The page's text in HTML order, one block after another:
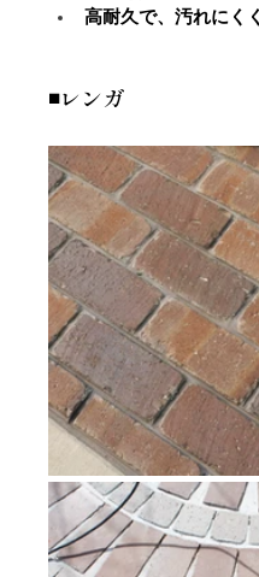
高耐久で、汚れにく
◾️レンガ